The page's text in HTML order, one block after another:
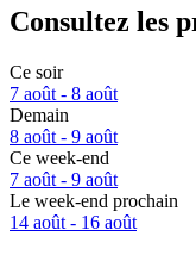
Consultez les
Ce soir
7 août - 8 août
Demain
8 août - 9 août
Ce week-end
7 août - 9 août
Le week-end prochain
14 août - 16 août